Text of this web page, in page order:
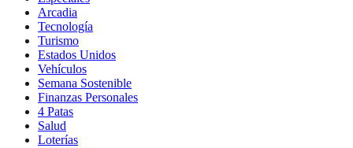
Arcadia
Tecnología
Turismo
Estados Unidos
Vehículos
Semana Sostenible
Finanzas Personales
4 Patas
Salud
Loterías